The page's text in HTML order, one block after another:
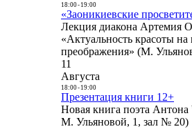
18:00- 19:00
«Заоникиевские
Лекция диакона Артемия
«Актуальность красоты на
преображения» (М.
11
Августа
18:00- 19:00
Презентация книги 12+
Новая книга поэта
М. Ульяновой, 1, зал № 20)